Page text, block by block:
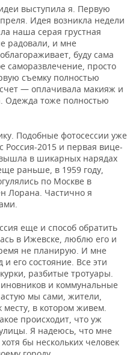
выступила я. Первую
Идея возникла недели
наша серая грустная
радовали, и мне
буду сама
саморазвлечение, просто
съемку полностью
— оплачивала макияж и
Одежда тоже полностью
Подобные фотосессии уже
Россия-2015 и первая вице-
в шикарных нарядах
раньше, в 1959 году,
по Москве в
Лорана. Частично я
еще и способ обратить
в Ижевске, люблю его и
не планирую. И мне
его состояние. Все эти
разбитые тротуары.
и коммунальные
мы сами, жители,
месту, в котором живем.
происходит, что уж
Я надеюсь, что мне
бы нескольких человек